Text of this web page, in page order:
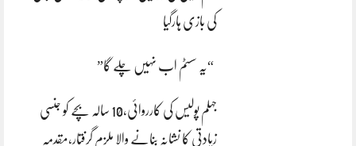
کی بازی ہارگیا
“یہ سسٹم اب نہیں چلے گا”
جہلم پولیس کی کارروائی،10 سالہ بچے کو جنسی
زیادتی کا نشانہ بنانے والا ملزم گرفتار،مقدمہ